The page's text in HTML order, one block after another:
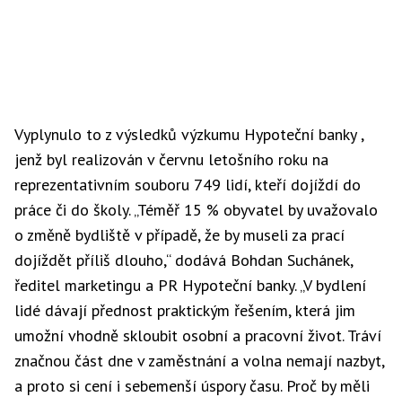
Vyplynulo to z výsledků výzkumu Hypoteční banky ,
jenž byl realizován v červnu letošního roku na
reprezentativním souboru 749 lidí, kteří dojíždí do
práce či do školy. „Téměř 15 % obyvatel by uvažovalo
o změně bydliště v případě, že by museli za prací
dojíždět příliš dlouho,“ dodává Bohdan Suchánek,
ředitel marketingu a PR Hypoteční banky. „V bydlení
lidé dávají přednost praktickým řešením, která jim
umožní vhodně skloubit osobní a pracovní život. Tráví
značnou část dne v zaměstnání a volna nemají nazbyt,
a proto si cení i sebemenší úspory času. Proč by měli